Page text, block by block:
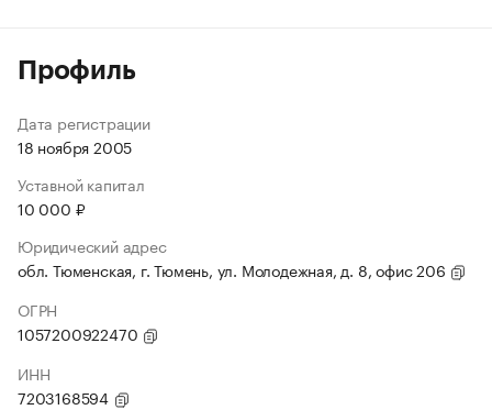
Профиль
Дата регистрации
18 ноября 2005
Уставной капитал
10 000 ₽
Юридический адрес
обл. Тюменская, г. Тюмень, ул. Молодежная, д. 8, офис 206
ОГРН
1057200922470
ИНН
7203168594